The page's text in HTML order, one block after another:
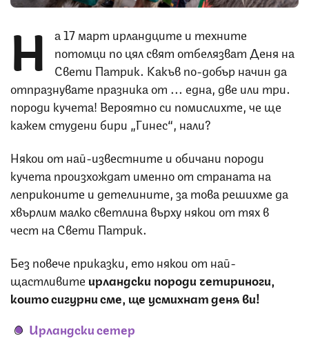
Н
а 17 март ирландците и техните
потомци по цял свят отбелязват Деня на
Свети Патрик. Какъв по-добър начин да
отпразнувате празника от ... една, две или три…
породи кучета! Вероятно си помислихте, че ще
кажем студени бири „Гинес“, нали?
Някои от най-известните и обичани породи
кучета произхождат именно от страната на
леприконите и детелините, за това решихме да
хвърлим малко светлина върху някои от тях в
чест на Свети Патрик.
Без повече приказки, ето някои от най-
щастливите ирландски породи четириноги,
които сигурни сме, ще усмихнат деня ви!
Ирландски сетер